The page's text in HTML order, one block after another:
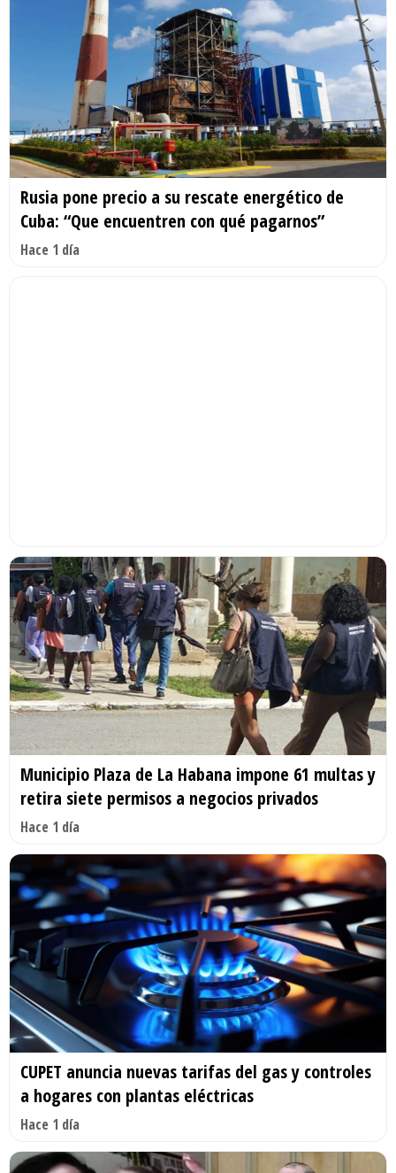
Rusia pone precio a su rescate energético de
Cuba: “Que encuentren con qué pagarnos”
Hace 1 día
Municipio Plaza de La Habana impone 61 multas y
retira siete permisos a negocios privados
Hace 1 día
CUPET anuncia nuevas tarifas del gas y controles
a hogares con plantas eléctricas
Hace 1 día